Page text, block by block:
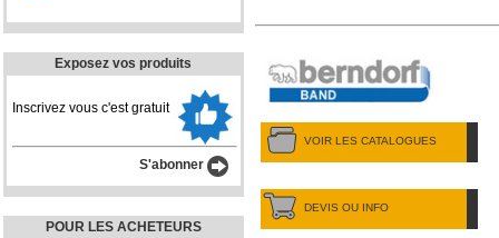
Exposez vos produits
Inscrivez vous c'est gratuit
S'abonner
POUR LES ACHETEURS
VOIR LES CATALOGUES
DEVIS OU INFO